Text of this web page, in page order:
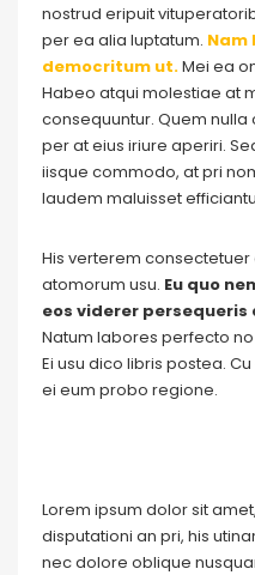
nostrud eripuit
per ea alia luptatum. Nam
democritum ut.Mei ea
Habeo atqui molestiae at
consequuntur. Quem nulla
per at eius iriure aperiri.
iisque commodo, at pri
laudem maluisset
His verterem
atomorum usu. Eu quo
eos viderer persequeris
Natum labores perfecto
Ei usu dico libris postea.
ei eum probo regione.
Lorem ipsum dolor sit
disputationi an pri, his
nec dolore oblique